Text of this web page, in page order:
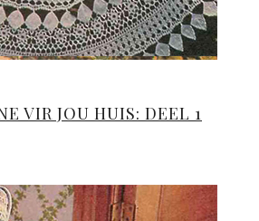
VIR JOU HUIS: DEEL 1